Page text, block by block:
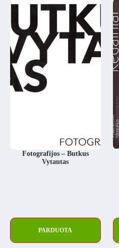
Fotografijos – Butkus
Vytautas
PARDUOTA